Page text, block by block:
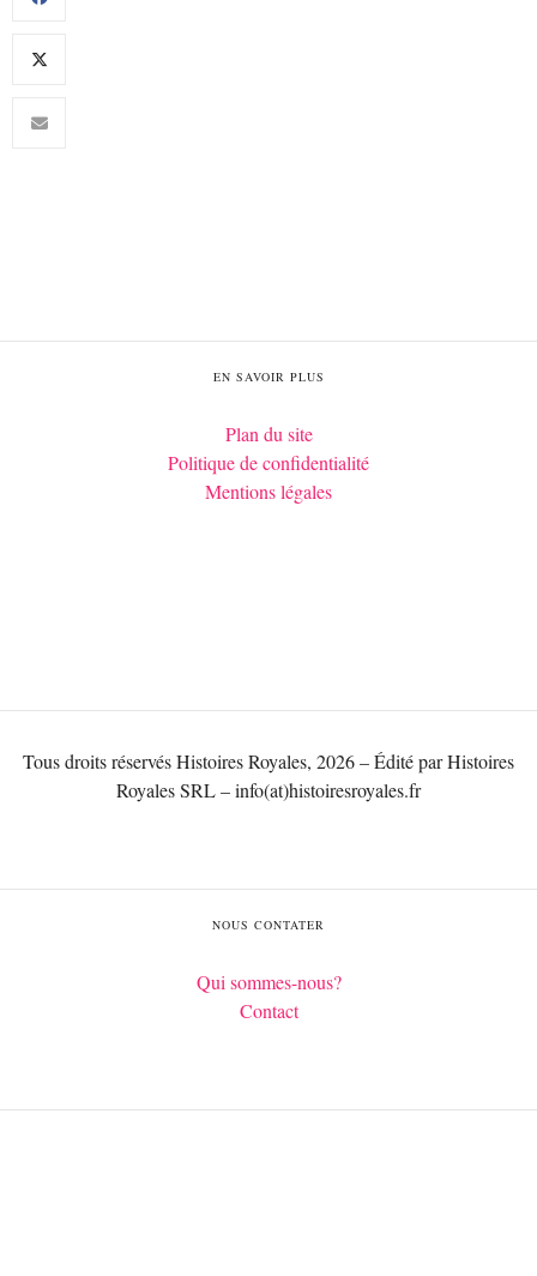
EN SAVOIR PLUS
Plan du site
Politique de confidentialité
Mentions légales
Tous droits réservés Histoires Royales, 2026 – Édité par Histoires
Royales SRL – info(at)histoiresroyales.fr
NOUS CONTATER
Qui sommes-nous?
Contact